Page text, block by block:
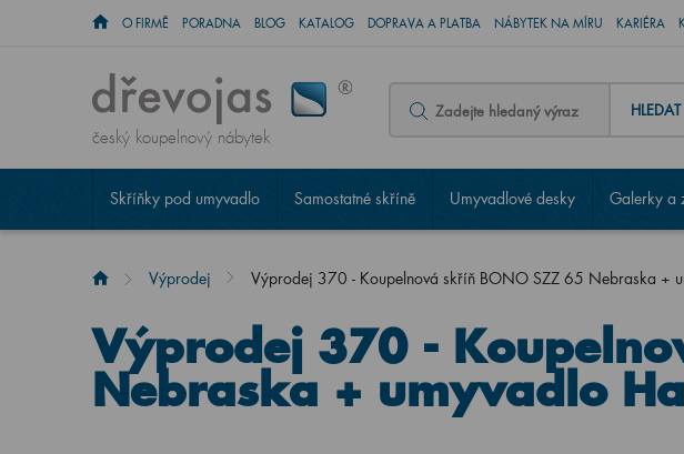
O FIRMĚ PORADNA BLOG KATALOG DOPRAVA A PLATBA NÁBYTEK NA MÍRU KARIÉRA
český koupelnový nábytek
HLEDAT
Skříňky pod umyvadlo Samostatné skříně Umyvadlové desky Galerky a
Výprodej Výprodej 370 - Koupelnová skříň BONO SZZ 65 Nebraska +
Výprodej 370 -
Nebraska + umyvadlo